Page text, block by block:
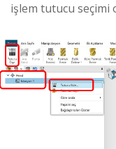
işlem tutucu seçimi